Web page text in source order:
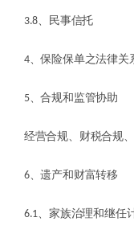
3.8、民事信托
4、保险保单之法律关
5、合规和监管协助
经营合规、财税合规
6、遗产和财富转移
6.1、家族治理和继任